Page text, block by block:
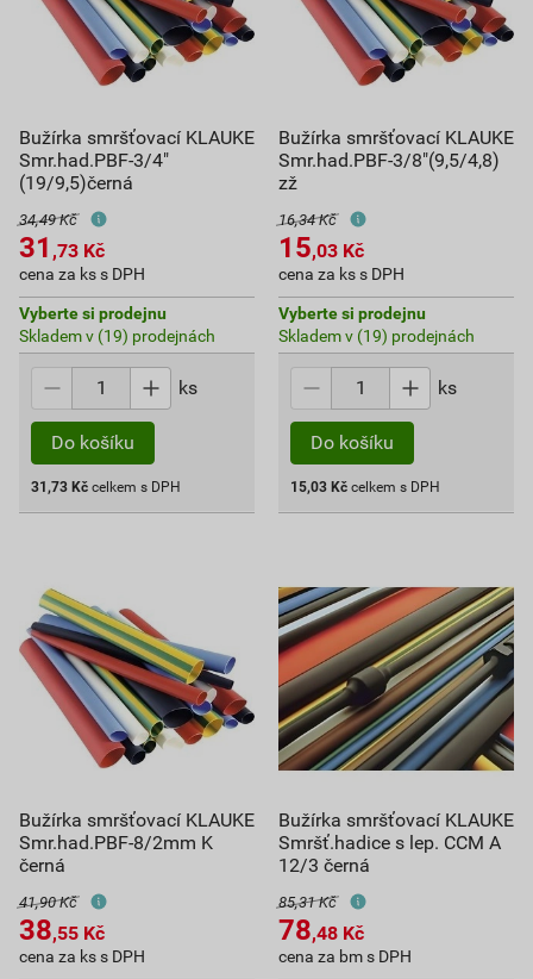
Bužírka smršťovací KLAUKE
Smr.had.PBF-3/4"
(19/9,5)černá
34,49 Kč
31 ,73 Kč
cena za ks s DPH
Vyberte si prodejnu
Skladem v (19) prodejnách
ks
Do košíku
31,73 Kč celkem s DPH
Bužírka smršťovací KLAUKE
Smr.had.PBF-3/8"(9,5/4,8)
zž
16,34 Kč
15,03 Kč
cena za ks s DPH
Vyberte si prodejnu
Skladem v (19) prodejnách
ks
Do košíku
15,03 Kč celkem s DPH
Bužírka smršťovací KLAUKE
Smr.had.PBF-8/2mm K
černá
41,90 Kč
38,55 Kč
cena za ks s DPH
Bužírka smršťovací KLAUKE
Smršť.hadice s lep. CCM A
12/3 černá
85,31 Kč
78,48 Kč
cena za bm s DPH